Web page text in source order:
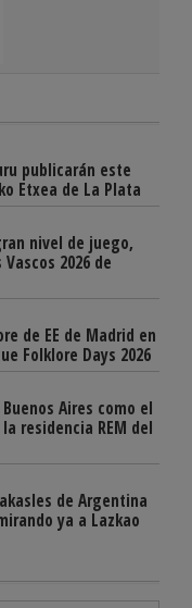
publicarán este
Etxea de La Plata
nivel de juego,
2026 de
de EE de Madrid en
Folklore Days 2026
Aires como el
residencia REM del
de Argentina
ya a Lazkao